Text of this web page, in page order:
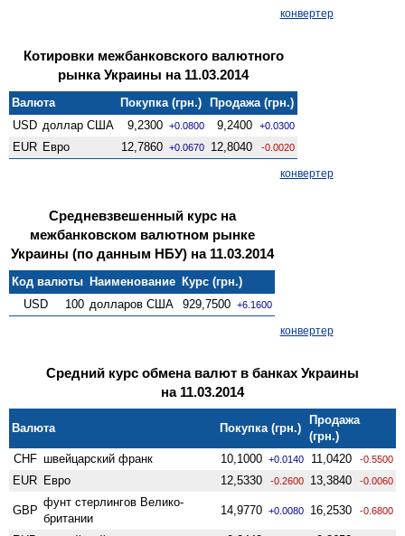
конвертер
Котировки межбанковского валютного
рынка Украины на 11.03.2014
Валюта Покупка (грн.)
Продажа (грн.)
USD доллар США 9,2300 +0.0800 9,2400 +0.0300
EUR Евро 12,7860 +0.0670 12,8040 -0.0020
конвертер
Средневзвешенный курс на
межбанковском валютном рынке
Украины (по данным НБУ) на 11.03.2014
Код валюты Наименование Курс (грн.)
USD
100 долларов США 929,7500 +6.1600
конвертер
Средний курс обмена валют в банках Украины
на 11.03.2014
Валюта Покупка (грн.)
Продажа
(грн.)
CHF швейцарский франк 10,1000 +0.0140 11,0420 -0.5500
EUR Евро 12,5330 -0.2600 13,3840 -0.0060
GBP
фунт стерлингов Велико­
британии
14,9770 +0.0080 16,2530 -0.6800